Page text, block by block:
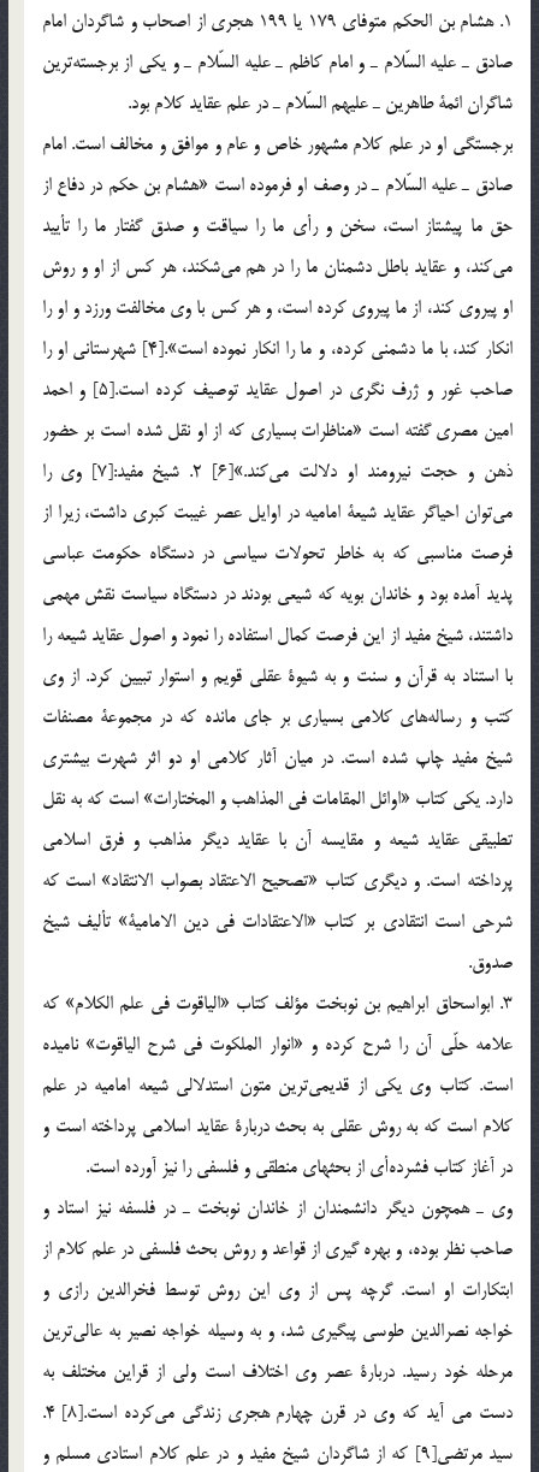
1. هشام بن الحكم متوفاي 179 يا 199 هجري از اصحاب و شاگردان امام
صادق ـ عليه السّلام ـ و امام كاظم ـ عليه السّلام ـ و يكي از برجسته‌ترين
شاگران ائمة طاهرين ـ عليهم السّلام ـ در علم عقايد كلام بود.
برجستگي او در علم كلام مشهور خاص و عام و موافق و مخالف است. امام
صادق ـ عليه السّلام ـ در وصف او فرموده است «هشام بن حكم در دفاع از
حق ما پيشتاز است، سخن و رأي ما را سياقت و صدق گفتار ما را تأييد
مي‌كند، و عقايد باطل دشمنان ما را در هم مي‌شكند، هر كس از او و روش
او پيروي كند، از ما پيروي كرده است، و هر كس با وي مخالفت ورزد و او را
انكار كند، با ما دشمني كرده، و ما را انكار نموده است».[4] شهرستاني او را
صاحب غور و ژرف نگري در اصول عقايد توصيف كرده است.[5] و احمد
امين مصري گفته است «مناظرات بسياري كه از او نقل شده است بر حضور
ذهن و حجت نيرومند او دلالت مي‌كند.»[6] 2. شيخ مفيد:[7] وي را
مي‌توان احياگر عقايد شيعة اماميه در اوايل عصر غيبت كبري داشت، زيرا از
فرصت مناسبي كه به خاطر تحولات سياسي در دستگاه حكومت عباسي
پديد آمده بود و خاندان بويه كه شيعي بودند در دستگاه سياست نقش مهمي
داشتند، شيخ مفيد از اين فرصت كمال استفاده را نمود و اصول عقايد شيعه را
با استناد به قرآن و سنت و به شيوة عقلي قويم و استوار تبيين كرد. از وي
كتب و رساله‌هاي كلامي بسياري بر جاي مانده كه در مجموعة مصنفات
شيخ مفيد چاپ شده است. در ميان آثار كلامي او دو اثر شهرت بيشتري
دارد. يكي كتاب «اوائل المقامات في المذاهب و المختارات» است كه به نقل
تطبيقي عقايد شيعه و مقايسه آن با عقايد ديگر مذاهب و فرق اسلامي
پرداخته است. و ديگري كتاب «تصحيح الاعتقاد بصواب الانتقاد» است كه
شرحي است انتقادي بر كتاب «الاعتقادات في دين الامامية» تأليف شيخ
صدوق.
3. ابواسحاق ابراهيم بن نوبخت مؤلف كتاب «الياقوت في علم الكلام» كه
علامه حلّي آن را شرح كرده و «انوار الملكوت في شرح الياقوت» ناميده
است. كتاب وي يكي از قديمي‌ترين متون استدلالي شيعه اماميه در علم
كلام است كه به روش عقلي به بحث دربارة عقايد اسلامي پرداخته است و
در آغاز كتاب فشرده‌أي از بحثهاي منطقي و فلسفي را نيز آورده است.
وي ـ همچون ديگر دانشمندان از خاندان نوبخت ـ در فلسفه نيز استاد و
صاحب نظر بوده، و بهره گيري از قواعد و روش بحث فلسفي در علم كلام از
ابتكارات او است. گرچه پس از وي اين روش توسط فخرالدين رازي و
خواجه نصرالدين طوسي پيگيري شد، و به وسيله خواجه نصير به عالي‌ترين
مرحله خود رسيد. دربارة عصر وي اختلاف است ولي از قراين مختلف به
دست مي آيد كه وي در قرن چهارم هجري زندگي مي‌كرده است.[8] 4.
سيد مرتضي[9] كه از شاگردان شيخ مفيد و در علم كلام استادي مسلم و